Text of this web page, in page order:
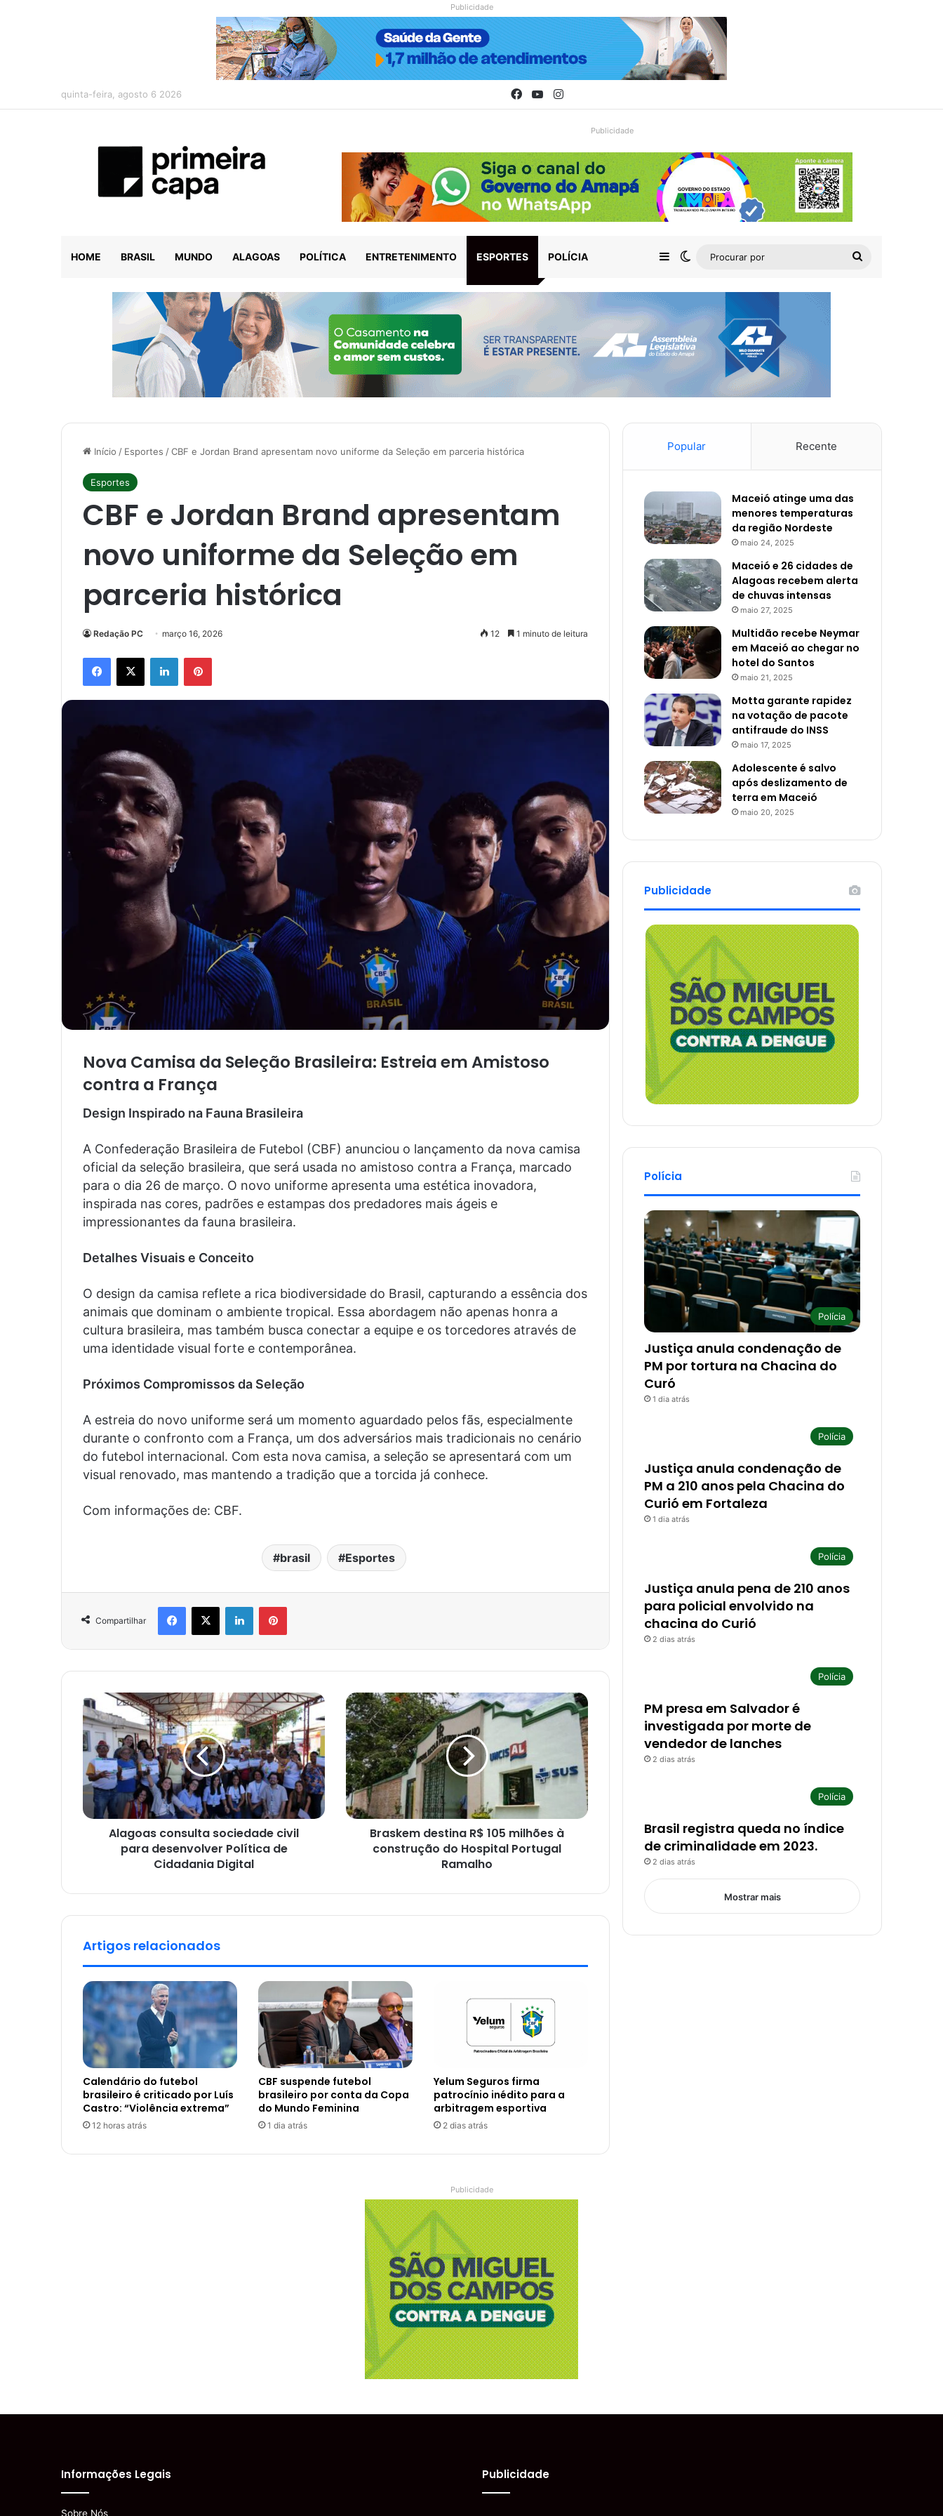
Publicidade
quinta-feira, agosto 6 2026 Facebook
YouTubeInstagram
Publicidade
HOME BRASIL MUNDO ALAGOAS POLÍTICA ENTRETENIMENTO ESPORTES POLÍCIA Barra Lateral
Switch skin
Procurar
Início / Esportes /CBF e Jordan Brand apresentam novo uniforme da Seleção em parceria histórica
Esportes
CBF e Jordan Brand apresentam
novo uniforme da Seleção em
parceria histórica
Redação PC março 16, 2026 12 1 minuto de leitura
Facebook
X LinkedinPinterest
Nova Camisa da Seleção Brasileira: Estreia em Amistoso
contra a França
Design Inspirado na Fauna Brasileira
A Confederação Brasileira de Futebol (CBF) anunciou o lançamento da nova camisa
oficial da seleção brasileira, que será usada no amistoso contra a França, marcado
para o dia 26 de março. O novo uniforme apresenta uma estética inovadora,
inspirada nas cores, padrões e estampas dos predadores mais ágeis e
impressionantes da fauna brasileira.
Detalhes Visuais e Conceito
O design da camisa reflete a rica biodiversidade do Brasil, capturando a essência dos
animais que dominam o ambiente tropical. Essa abordagem não apenas honra a
cultura brasileira, mas também busca conectar a equipe e os torcedores através de
uma identidade visual forte e contemporânea.
Próximos Compromissos da Seleção
A estreia do novo uniforme será um momento aguardado pelos fãs, especialmente
durante o confronto com a França, um dos adversários mais tradicionais no cenário
do futebol internacional. Com esta nova camisa, a seleção se apresentará com um
visual renovado, mas mantendo a tradição que a torcida já conhece.
Com informações de: CBF.
brasil Esportes
Compartilhar
Facebook
X LinkedinPinterest
Alagoas consulta sociedade civil
para desenvolver Política de
Cidadania Digital
Braskem destina R$ 105 milhões à
construção do Hospital Portugal
Ramalho
Artigos relacionados
Calendário do futebol
brasileiro é criticado por Luís
Castro: “Violência extrema”
12 horas atrás
CBF suspende futebol
brasileiro por conta da Copa
do Mundo Feminina
1 dia atrás
Yelum Seguros firma
patrocínio inédito para a
arbitragem esportiva
2 dias atrás
Popular Recente
Maceió atinge uma das
menores temperaturas
da região Nordeste
maio 24, 2025
Maceió e 26 cidades de
Alagoas recebem alerta
de chuvas intensas
maio 27, 2025
Multidão recebe Neymar
em Maceió ao chegar no
hotel do Santos
maio 21, 2025
Motta garante rapidez
na votação de pacote
antifraude do INSS
maio 17, 2025
Adolescente é salvo
após deslizamento de
terra em Maceió
maio 20, 2025
Publicidade
Polícia
Polícia
Justiça anula condenação de
PM por tortura na Chacina do
Curó
1 dia atrás
Polícia
Justiça anula condenação de
PM a 210 anos pela Chacina do
Curió em Fortaleza
1 dia atrás
Polícia
Justiça anula pena de 210 anos
para policial envolvido na
chacina do Curió
2 dias atrás
Polícia
PM presa em Salvador é
investigada por morte de
vendedor de lanches
2 dias atrás
Polícia
Brasil registra queda no índice
de criminalidade em 2023.
2 dias atrás
Mostrar mais
Publicidade
Informações Legais
Sobre Nós
Publicidade